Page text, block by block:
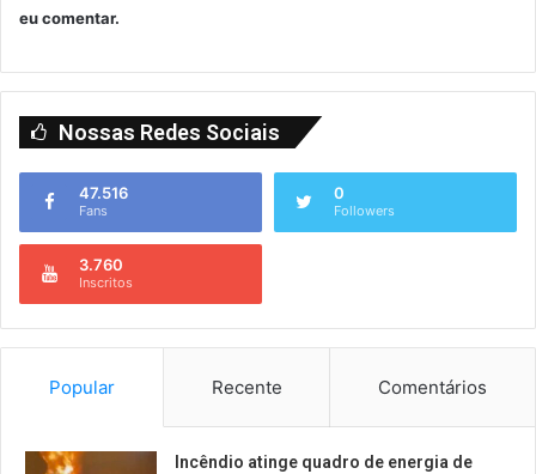
eu comentar.
Nossas Redes Sociais
47.516
Fans
0
Followers
3.760
Inscritos
Popular Recente Comentários
Incêndio atinge quadro de energia de